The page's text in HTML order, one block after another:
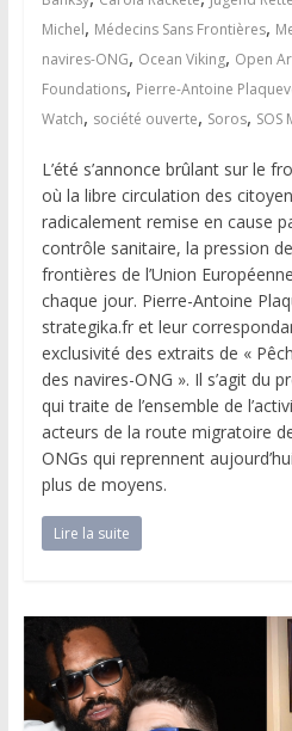
Michel, Médecins Sans Frontières,
navires-ONG, Ocean Viking, Open
Foundations, Pierre-Antoine
Watch, société ouverte, Soros, SOS
L’été s’annonce brûlant sur le
où la libre circulation des
radicalement remise en cause
contrôle sanitaire, la pression
frontières de l’Union
chaque jour. Pierre-Antoine
strategika.fr et leur
exclusivité des extraits de «
des navires-ONG ». Il s’agit du
qui traite de l’ensemble de
acteurs de la route migratoire
ONGs qui reprennent
plus de moyens.
Lire la suite